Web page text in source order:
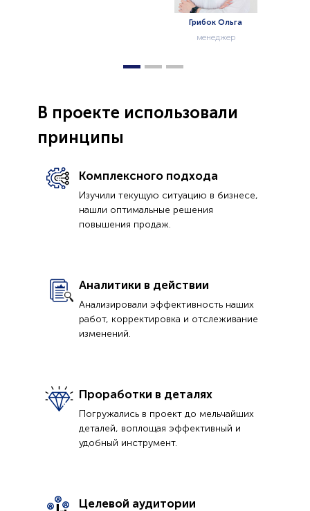
Садвокасов Ильяс
менеджер
В проекте использовали
принципы
Комплексного подхода
Изучили текущую ситуацию в бизнесе,
нашли оптимальные решения
повышения продаж.
Аналитики в действии
Анализировали эффективность наших
работ, корректировка и отслеживание
изменений.
Проработки в деталях
Погружались в проект до мельчайших
деталей, воплощая эффективный и
удобный инструмент.
Целевой аудитории